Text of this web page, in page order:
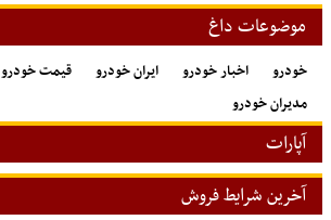
موضوعات داغ
خودرو اخبار خودرو ایران خودرو قیمت خودرو
مدیران خودرو
آپارات
آخرین شرایط فروش